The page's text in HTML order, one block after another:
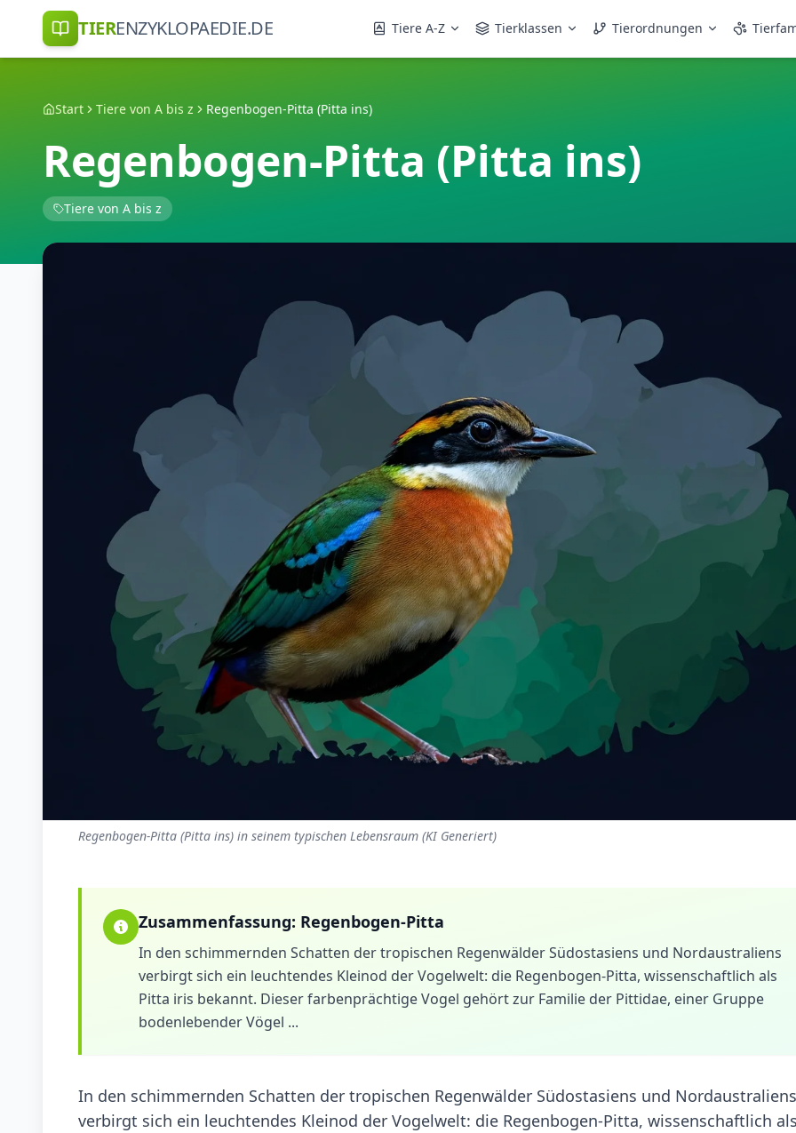
TIERENZYKLOPAEDIE.DE Tiere A-Z Tierklassen Tierordnungen
Start Tiere von A bis z Regenbogen-Pitta (Pitta ins)
Regenbogen-Pitta (Pitta ins)
Tiere von A bis z
Regenbogen-Pitta (Pitta ins) in seinem typischen Lebensraum (KI Generiert)
Zusammenfassung: Regenbogen-Pitta
In den schimmernden Schatten der tropischen Regenwälder Südostasiens und Nordaustraliens
verbirgt sich ein leuchtendes Kleinod der Vogelwelt: die Regenbogen-Pitta, wissenschaftlich als
Pitta iris bekannt. Dieser farbenprächtige Vogel gehört zur Familie der Pittidae, einer Gruppe
bodenlebender Vögel ...
In den schimmernden Schatten der tropischen Regenwälder Südostasiens und Nordaustraliens
verbirgt sich ein leuchtendes Kleinod der Vogelwelt: die Regenbogen-Pitta, wissenschaftlich